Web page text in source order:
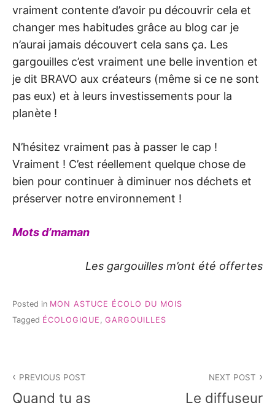
vraiment contente d’avoir pu découvrir cela et
changer mes habitudes grâce au blog car je
n’aurai jamais découvert cela sans ça. Les
gargouilles c’est vraiment une belle invention et
je dit BRAVO aux créateurs (même si ce ne sont
pas eux) et à leurs investissements pour la
planète !
N’hésitez vraiment pas à passer le cap !
Vraiment ! C’est réellement quelque chose de
bien pour continuer à diminuer nos déchets et
préserver notre environnement !
Mots d’maman
Les gargouilles m’ont été offertes
Posted in MON ASTUCE ÉCOLO DU MOIS
Tagged ÉCOLOGIQUE , GARGOUILLES
de
PREVIOUS POST
Quand tu as
NEXT POST
Le diffuseur